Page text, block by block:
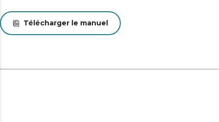
Télécharger le manuel